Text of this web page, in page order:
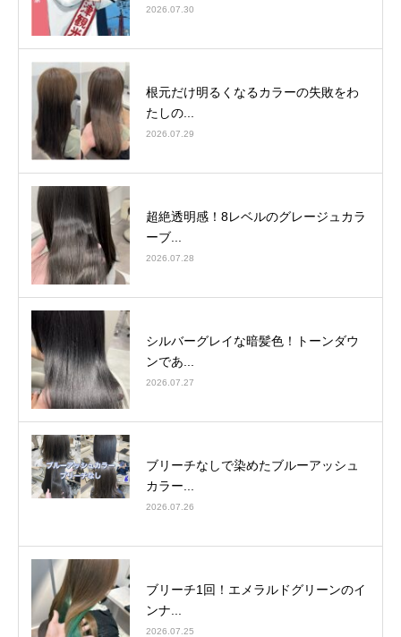
2026.07.30
根元だけ明るくなるカラーの失敗をわ
たしの...
2026.07.29
超絶透明感！8レベルのグレージュカラ
ーブ...
2026.07.28
シルバーグレイな暗髪色！トーンダウ
ンであ...
2026.07.27
ブリーチなしで染めたブルーアッシュ
カラー...
2026.07.26
ブリーチ1回！エメラルドグリーンのイ
ンナ...
2026.07.25